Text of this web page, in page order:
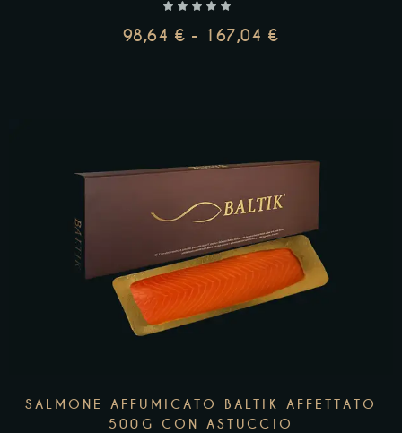
98,64 € - 167,04 €
SALMONE AFFUMICATO BALTIK AFFETTATO
500G CON ASTUCCIO